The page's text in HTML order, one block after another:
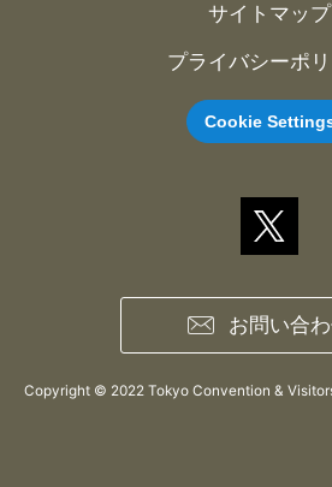
サイトマップ
プライバシーポ
Cookie
お問い合
Copyright © 2022 Tokyo Convention &